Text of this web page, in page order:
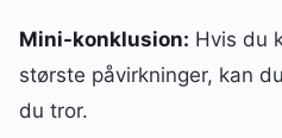
Mini-konklusion: Hvis du
største påvirkninger, kan
du tror.